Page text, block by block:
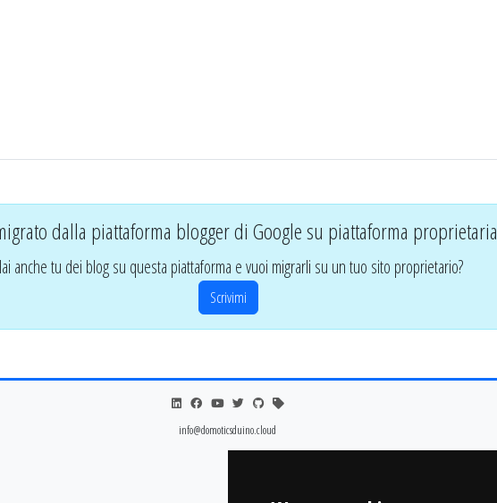
dalla piattaforma blogger di Google su piattaforma proprietaria
anche tu dei blog su questa piattaforma e vuoi migrarli su un tuo sito proprietario?
Scrivimi
info@domoticsduino.cloud